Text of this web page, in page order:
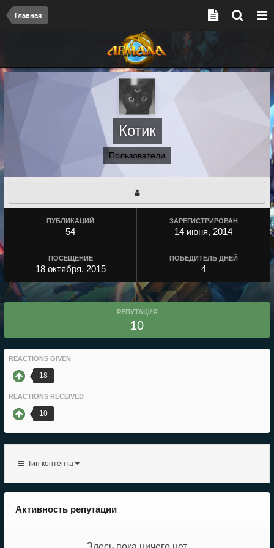
Главная
Котик
Пользователи
ПУБЛИКАЦИЙ
54
ЗАРЕГИСТРИРОВАН
14 июня, 2014
ПОСЕЩЕНИЕ
18 октября, 2015
ПОБЕДИТЕЛЬ ДНЕЙ
4
РЕПУТАЦИЯ
10
REACTIONS GIVEN
18
REACTIONS RECEIVED
10
Тип контента
Активность репутации